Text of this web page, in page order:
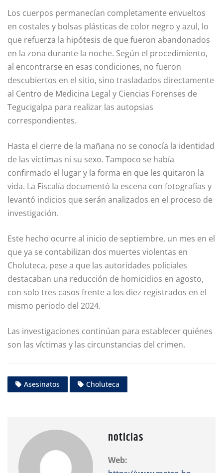
Los cuerpos permanecían completamente envueltos
en costales y bolsas plásticas de color negro y azul, lo
que refuerza la hipótesis de que fueron abandonados
en la zona durante la noche. Según el procedimiento,
al encontrarse en esas condiciones, no fueron
descubiertos en el sitio, sino trasladados directamente
al Centro de Medicina Legal y Ciencias Forenses de
Tegucigalpa para realizar las autopsias
correspondientes.
Hasta el cierre de la mañana no se conocía la identidad
de las víctimas ni su sexo. Tampoco se había
confirmado el lugar y la forma en que les quitaron la
vida. La Fiscalía documentó la escena con fotografías y
levantó indicios que serán analizados en el proceso de
investigación.
Este hecho ocurre al inicio de septiembre, un mes en el
que ya se contabilizan dos muertes violentas en
Choluteca, pese a que las autoridades policiales
destacaban una reducción de homicidios en agosto,
con solo tres casos frente a los diez registrados en el
mismo periodo del 2024.
Las investigaciones continúan para establecer quiénes
son las víctimas y las circunstancias del crimen.
Asesinatos Choluteca
noticias
Web: